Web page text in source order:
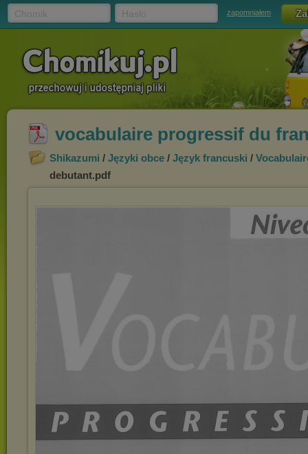
zapomniałem
vocabulaire progressif du
Shikazumi / Języki obce / Język francuski /
debutant.pdf